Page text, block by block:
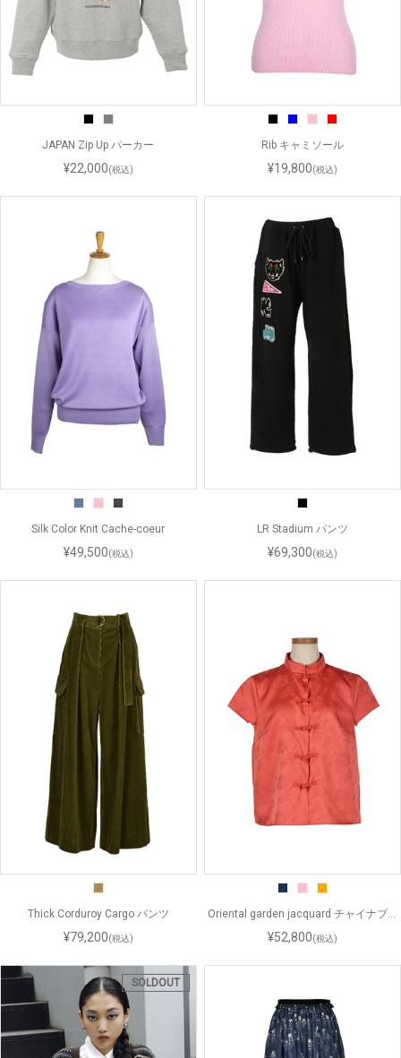
JAPAN Zip Up パーカー
¥22,000(税込)
Rib キャミソール
¥19,800(税込)
Silk Color Knit Cache-coeur
¥49,500(税込)
LR Stadium パンツ
¥69,300(税込)
Thick Corduroy Cargo パンツ
¥79,200(税込)
Oriental garden jacquard チャイナブラ
ウス
¥52,800(税込)
SOLDOUT